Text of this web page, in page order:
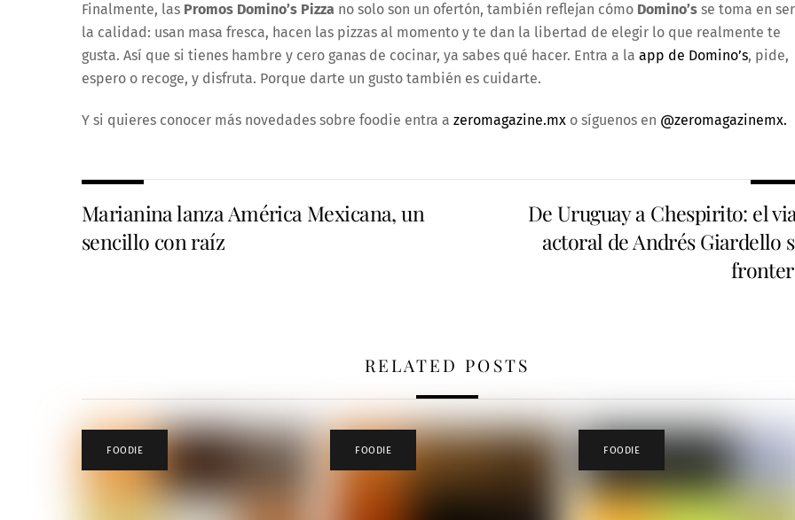
Finalmente, las Promos Domino’s Pizza no solo son un ofertón, también reflejan cómo Domino’s se toma en
la calidad: usan masa fresca, hacen las pizzas al momento y te dan la libertad de elegir lo que realmente te
gusta. Así que si tienes hambre y cero ganas de cocinar, ya sabes qué hacer. Entra a la app de Domino’s, pide,
espero o recoge, y disfruta. Porque darte un gusto también es cuidarte.
Y si quieres conocer más novedades sobre foodie entra a zeromagazine.mx o síguenos en @zeromagazinemx.
Marianina lanza América Mexicana, un
sencillo con raíz
De Uruguay a Chespirito: el
actoral de Andrés Giardello
RELATED POSTS
FOODIE FOODIE FOODIE